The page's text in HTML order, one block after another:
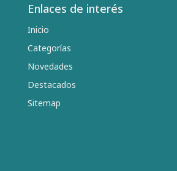
Enlaces de interés
Inicio
Categorías
Novedades
Destacados
Sitemap